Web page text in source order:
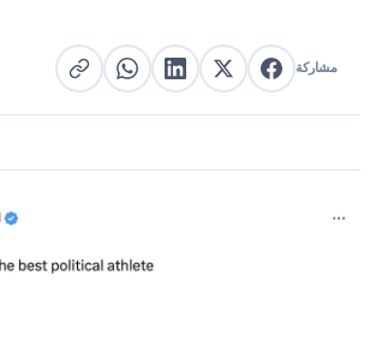
مشاركة مشاركة على فيسبوك
مشاركة على Xمشاركة على لينكد إن
مشاركة على واتساب
نسخ الرابط